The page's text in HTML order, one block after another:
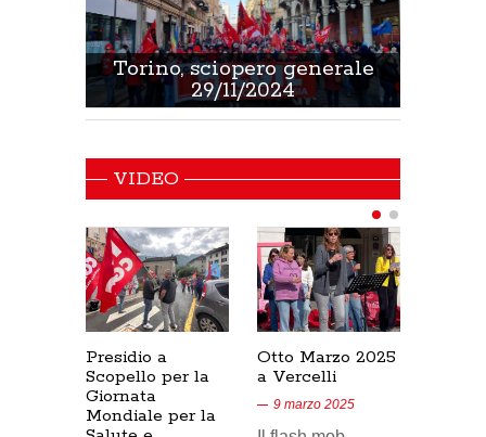
Torino, sciopero generale
29/11/2024
VIDEO
Presidio a
Scopello per la
Giornata
Mondiale per la
Otto Marzo 2025
a Vercelli
9 marzo 2025